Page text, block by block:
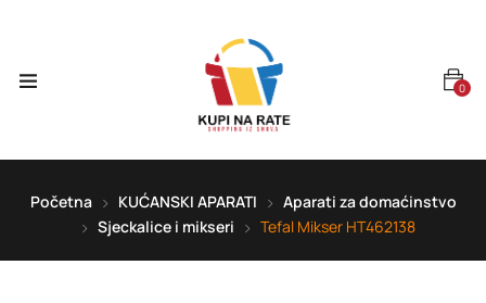
0
Početna KUĆANSKI APARATI
Aparati za domaćinstvo
Sjeckalice i mikseri
Tefal Mikser HT462138